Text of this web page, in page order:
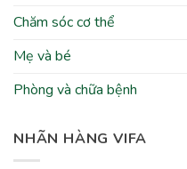
Chăm sóc cơ thể
Mẹ và bé
Phòng và chữa bệnh
NHÃN HÀNG VIFA